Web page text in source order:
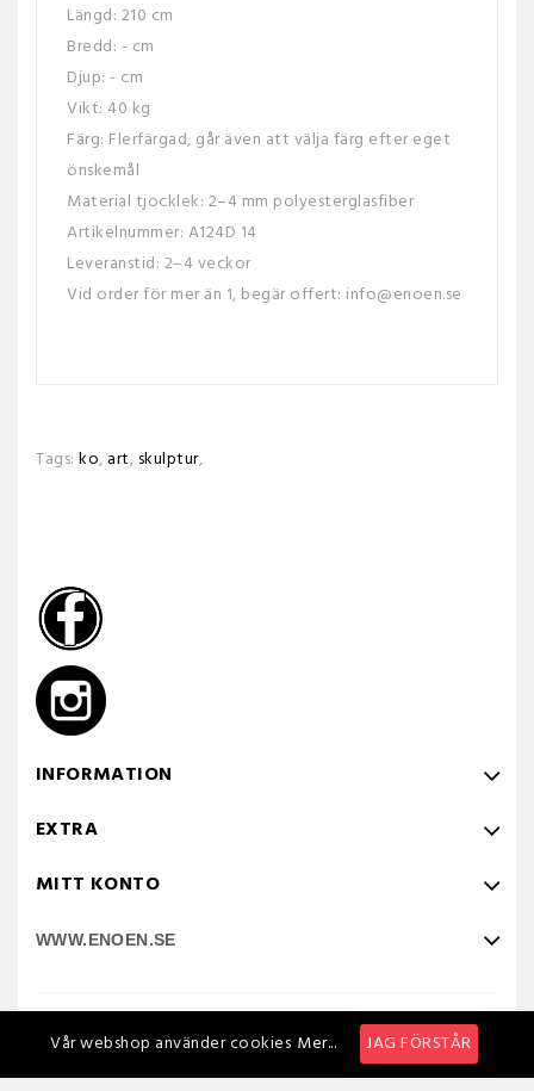
Längd: 210 cm
Bredd: - cm
Djup: - cm
Vikt: 40 kg
Färg: Flerfärgad, går även att välja färg efter eget
önskemål
Material tjocklek: 2–4 mm polyesterglasfiber
Artikelnummer: A124D 14
Leveranstid: 2–4 veckor
Vid order för mer än 1, begär offert: info@enoen.se
Tags: ko, art, skulptur,
INFORMATION
EXTRA
MITT KONTO
WWW.ENOEN.SE
Vår webshop använder cookies Mer... JAG FÖRSTÅR